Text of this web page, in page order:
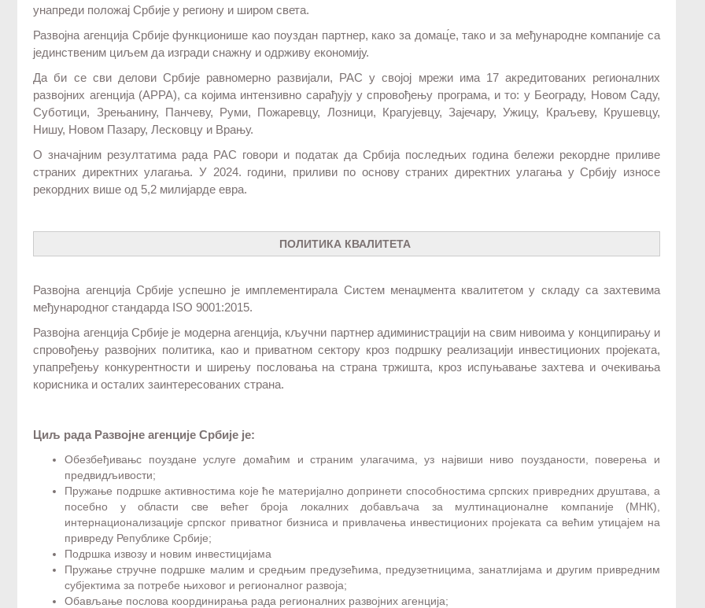
унапреди положај Србије у региону и широм света.
Развојна агенција Србије функционише као поуздан партнер, како за домац́е, тако и за међународне компаније са
јединственим циљем да изгради снажну и одрживу економију.
Да би се сви делови Србије равномерно развијали, РАС у својој мрежи има 17 акредитованих регионалних
развојних агенција (АРРА), са којима интензивно сарађују у спровођењу програма, и то: у Београду, Новом Саду,
Суботици, Зрењанину, Панчеву, Руми, Пожаревцу, Лозници, Крагујевцу, Зајечару, Ужицу, Краљеву, Крушевцу,
Нишу, Новом Пазару, Лесковцу и Врању.
О значајним резултатима рада РАС говори и податак да Србија последњих година бележи рекордне приливе
страних директних улагања. У 2024. години, приливи по основу страних директних улагања у Србију износе
рекордних више од 5,2 милијарде евра.
ПОЛИТИКА КВАЛИТЕТА
Развојна агенција Србије успешно је имплементирала Систем менаџмента квалитетом у складу са захтевима
међународног стандарда ISО 9001:2015.
Развојна агенција Србије је модерна агенција, кључни партнер адиминистрацији на свим нивоима у конципирању и
спровођењу развојних политика, као и приватном сектору кроз подршку реализацији инвестиционих пројеката,
упапређењу конкурентности и ширењу пословања на страна тржишта, кроз испуњавање захтева и очекивања
корисника и осталих заинтересованих страна.
Циљ рада Развојне агенције Србије је:
Обезбеђивањс поуздане услуге домаћим и страним улагачима, уз највиши ниво поузданости, поверења и
предвидљивости;
Пружање подршке активностима које ће материјално допринети способностима српских привредних друштава, а
посебно у области све већег броја локалних добављача за мултинационалне компаније (МНК),
интернационализације српског приватног бизниса и привлачења инвестиционих пројеката са већим утицајем на
привреду Републике Србије;
Подршка извозу и новим инвестицијама
Пружање стручне подршке малим и средњим предузећима, предузетницима, занатлијама и другим привредним
субјектима за потребе њиховог и регионалног развоја;
Обављање послова координирања рада регионалних развојних агенција;